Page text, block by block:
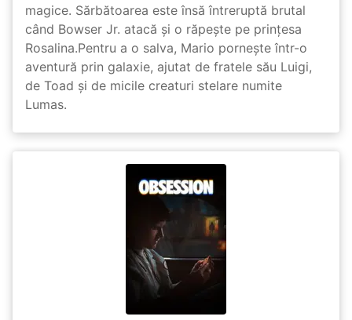
magice. Sărbătoarea este însă întreruptă brutal
când Bowser Jr. atacă și o răpește pe prinţesa
Rosalina.Pentru a o salva, Mario pornește într-o
aventură prin galaxie, ajutat de fratele său Luigi,
de Toad și de micile creaturi stelare numite
Lumas.